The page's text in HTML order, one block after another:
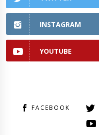
INSTAGRAM
YOUTUBE
FACEBOOK